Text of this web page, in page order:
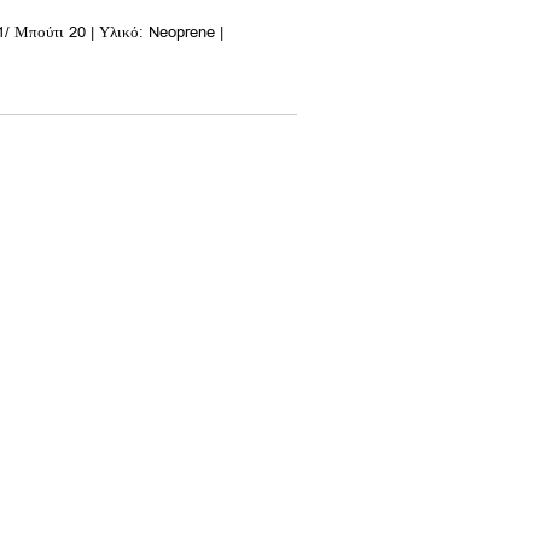
Μπούτι 20 | Υλικό: Neoprene |